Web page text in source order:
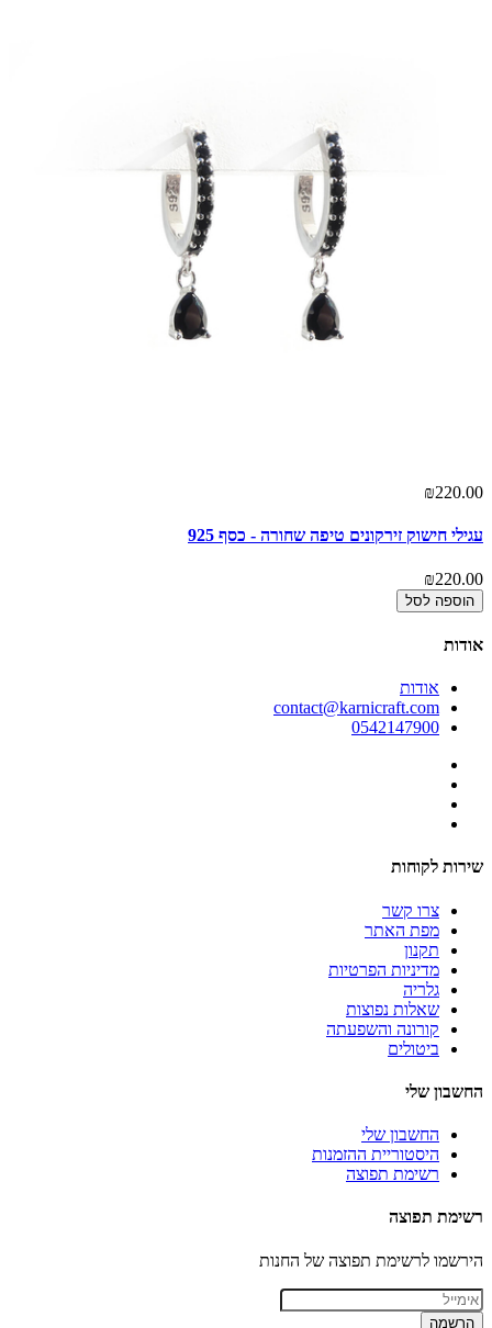
₪220.00
עגילי חישוק זירקונים טיפה שחורה - כסף 925
₪220.00
הוספה לסל
אודות
אודות
contact@karnicraft.com
0542147900
שירות לקוחות
צרו קשר
מפת האתר
תקנון
מדיניות הפרטיות
גלריה
שאלות נפוצות
קורונה והשפעתה
ביטולים
החשבון שלי
החשבון שלי
היסטוריית ההזמנות
רשימת תפוצה
רשימת תפוצה
הירשמו לרשימת תפוצה של החנות
הרשמה